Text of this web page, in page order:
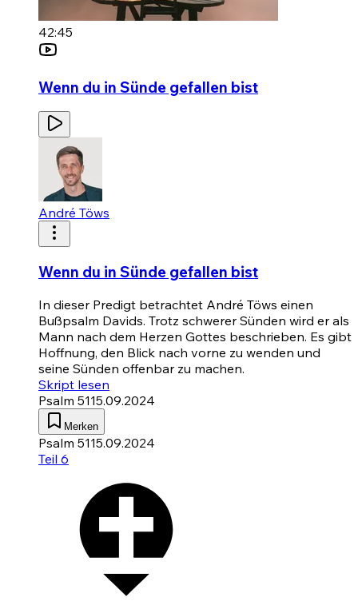
42:45
Wenn du in Sünde gefallen bist
André Töws
Wenn du in Sünde gefallen bist
In dieser Predigt betrachtet André Töws einen
Bußpsalm Davids. Trotz schwerer Sünden wird er als
Mann nach dem Herzen Gottes beschrieben. Es gibt
Hoffnung, den Blick nach vorne zu wenden und
seine Sünden offenbar zu machen.
Skript lesen
Psalm 5115.09.2024
Merken
Psalm 5115.09.2024
Teil 6